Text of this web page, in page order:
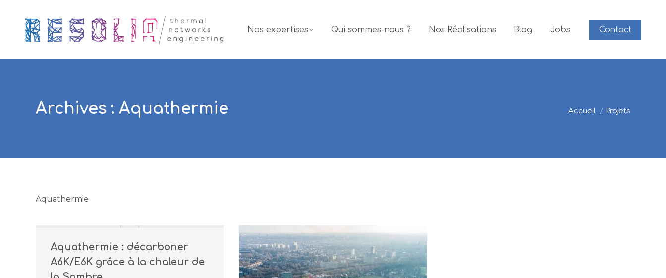
Nos expertises Qui sommes-nous ? Nos Réalisations Blog Jobs Contact
Archives : Aquathermie Vous êtes ici :
Accueil Projets
Aquathermie
Aquathermie : décarboner
A6K/E6K grâce à la chaleur de